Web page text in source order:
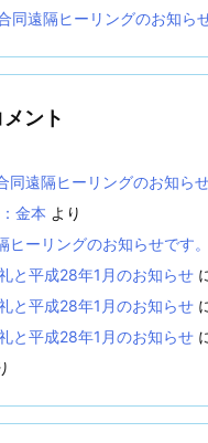
同遠隔ヒーリングのお知らせ
ント
同遠隔ヒーリングのお知らせ
金本 より
ヒーリングのお知らせです。
と平成28年1月のお知らせ
と平成28年1月のお知らせ
と平成28年1月のお知らせ